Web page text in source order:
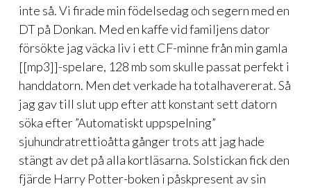
inte så. Vi firade min födelsedag och segern med en
DT på Donkan. Med en kaffe vid familjens dator
försökte jag väcka liv i ett CF-minne från min gamla
[[mp3]]-spelare, 128 mb som skulle passat perfekt i
handdatorn. Men det verkade ha totalhavererat. Så
jag gav till slut upp efter att konstant sett datorn
söka efter ”Automatiskt uppspelning”
sjuhundratrettioåtta gånger trots att jag hade
stängt av det på alla kortläsarna. Solstickan fick den
fjärde Harry Potter-boken i påskpresent av sin